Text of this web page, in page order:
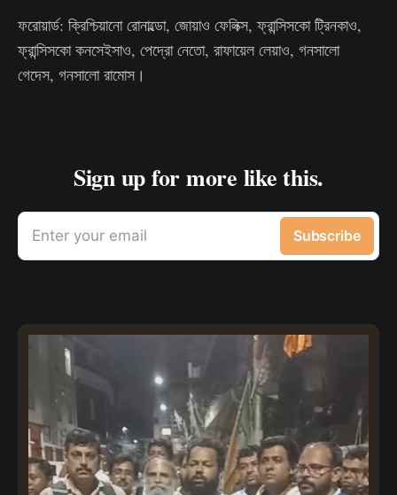
ফরোয়ার্ড: ক্রিশ্চিয়ানো রোনাল্ডো, জোয়াও ফেলিক্স, ফ্রান্সিসকো ট্রিনকাও,
ফ্রান্সিসকো কনসেইসাও, পেদ্রো নেতো, রাফায়েল লেয়াও, গনসালো
গেদেস, গনসালো রামোস।
Sign up for more like this.
Enter your email Subscribe